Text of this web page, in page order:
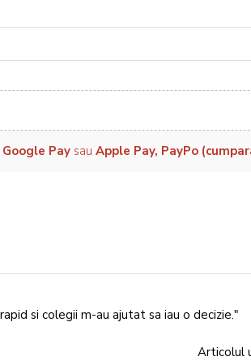
Google Paysau Apple Pay, PayPo
si colegii m-au ajutat sa iau o decizie."
Articolul